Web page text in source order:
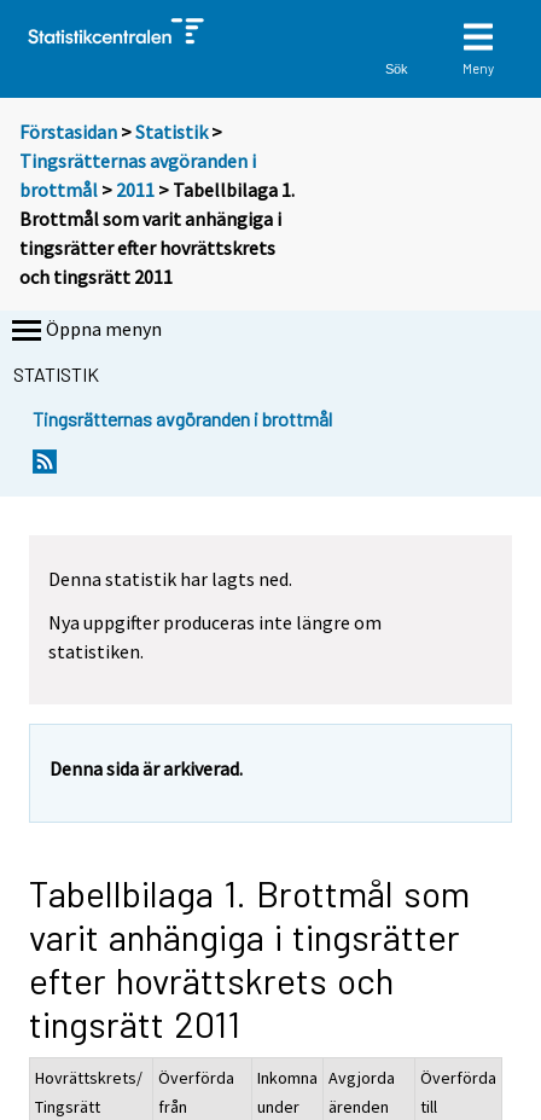
Sök Meny
Förstasidan >Statistik >
Tingsrätternas avgöranden i
brottmål > 2011 > Tabellbilaga 1.
Brottmål som varit anhängiga i
tingsrätter efter hovrättskrets
och tingsrätt 2011
Öppna menyn
STATISTIK
Tingsrätternas avgöranden i brottmål
Denna statistik har lagts ned.
Nya uppgifter produceras inte längre om
statistiken.
Denna sida är arkiverad.
Tabellbilaga 1. Brottmål som
varit anhängiga i tingsrätter
efter hovrättskrets och
tingsrätt 2011
Hovrättskrets/
Tingsrätt
Överförda
från
Inkomna
under
Avgjorda
ärenden
Överförda
till